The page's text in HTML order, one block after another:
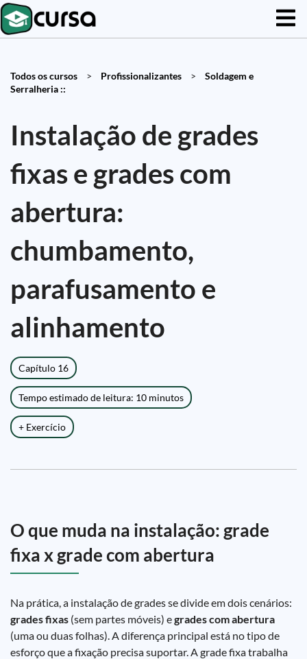
Todos os cursos > Profissionalizantes >
Soldagem e
Serralheria ::
Instalação de grades
fixas e grades com
abertura:
chumbamento,
parafusamento e
alinhamento
Capítulo 16
Tempo estimado de leitura: 10 minutos
+ Exercício
O que muda na instalação: grade
fixa x grade com abertura
Na prática, a instalação de grades se divide em dois cenários:
grades fixas (sem partes móveis) egrades com abertura
(uma ou duas folhas). A diferença principal está no tipo de
esforço que a fixação precisa suportar. A grade fixa trabalha